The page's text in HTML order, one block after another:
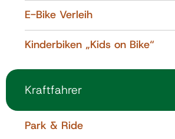
E-Bike Verleih
Kinderbiken „Kids on Bike“
Kraftfahrer
Park & Ride